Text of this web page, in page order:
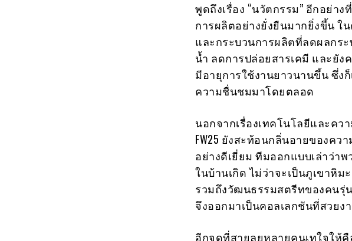
พูดถึงเรื่อง “นวัตกรรม” อีกอย่าง
การผลิตอย่างยั่งยืนมากยิ่งขึ้น ใน
และกระบวนการผลิตที่ลดผลกร
น้ำ ลดการปล่อยสารเคมี และยั
มีอายุการใช้งานยาวนานขึ้น ซึ่งก็
ความชื่นชมมาโดยตลอด
นอกจากเรื่องเทคโนโลยีและคว
FW25 ยังสะท้อนกลิ่นอายของคว
อย่างดีเยี่ยม ทีมออกแบบเล่าว่า
ในบ้านเกิด ไม่ว่าจะเป็นภูเขาหิ
รวมถึงวัฒนธรรมสตรีทของคนรุ่
จึงออกมาเป็นคอลเลกชันที่สวยงา
อีกจุดที่สายลุยหลายคนเทใจให้คื